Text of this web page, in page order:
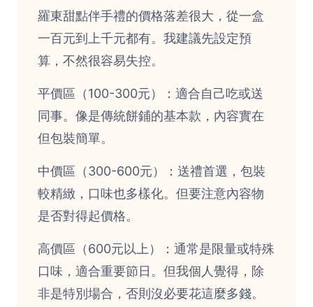
羅東甜點伴手禮的價格落差很大，從一盒
一百元到上千元都有。我建議先設定預
算，不然很容易失控。
平價區（100-300元）：適合自己吃或送
同事。像是傳統餅鋪的基本款，內容實在
但包裝簡單。
中價區（300-600元）：送禮首選，包裝
較精緻，口味也多樣化。但要注意內容物
是否對得起價格。
高價區（600元以上）：通常是限量或特殊
口味，適合重要節日。但我個人覺得，除
非是特別場合，否則沒必要花這麼多錢。